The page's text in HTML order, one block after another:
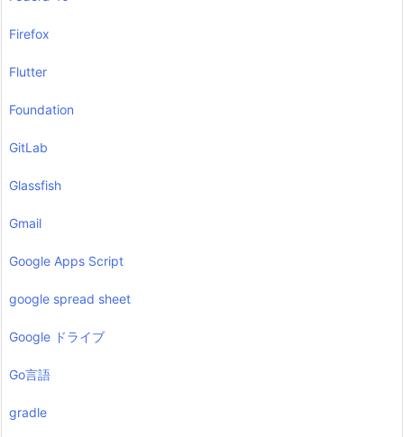
Firefox
Flutter
Foundation
GitLab
Glassfish
Gmail
Google Apps Script
google spread sheet
Google ドライブ
Go言語
gradle